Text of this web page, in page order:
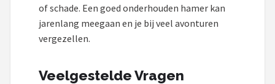
of schade. Een goed onderhouden hamer kan
jarenlang meegaan en je bij veel avonturen
vergezellen.
Veelgestelde Vragen